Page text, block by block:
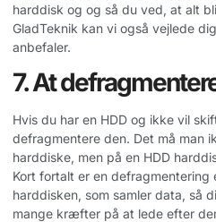
harddisk og og så du ved, at alt
GladTeknik kan vi også vejlede
anbefaler.
7. At
Hvis du har en HDD og ikke vil
defragmentere den. Det må man
harddiske, men på en HDD
Kort fortalt er en defragmentering
harddisken, som samler data, så
mange kræfter på at lede efter